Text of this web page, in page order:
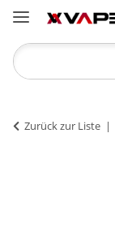
Zurück zur Liste